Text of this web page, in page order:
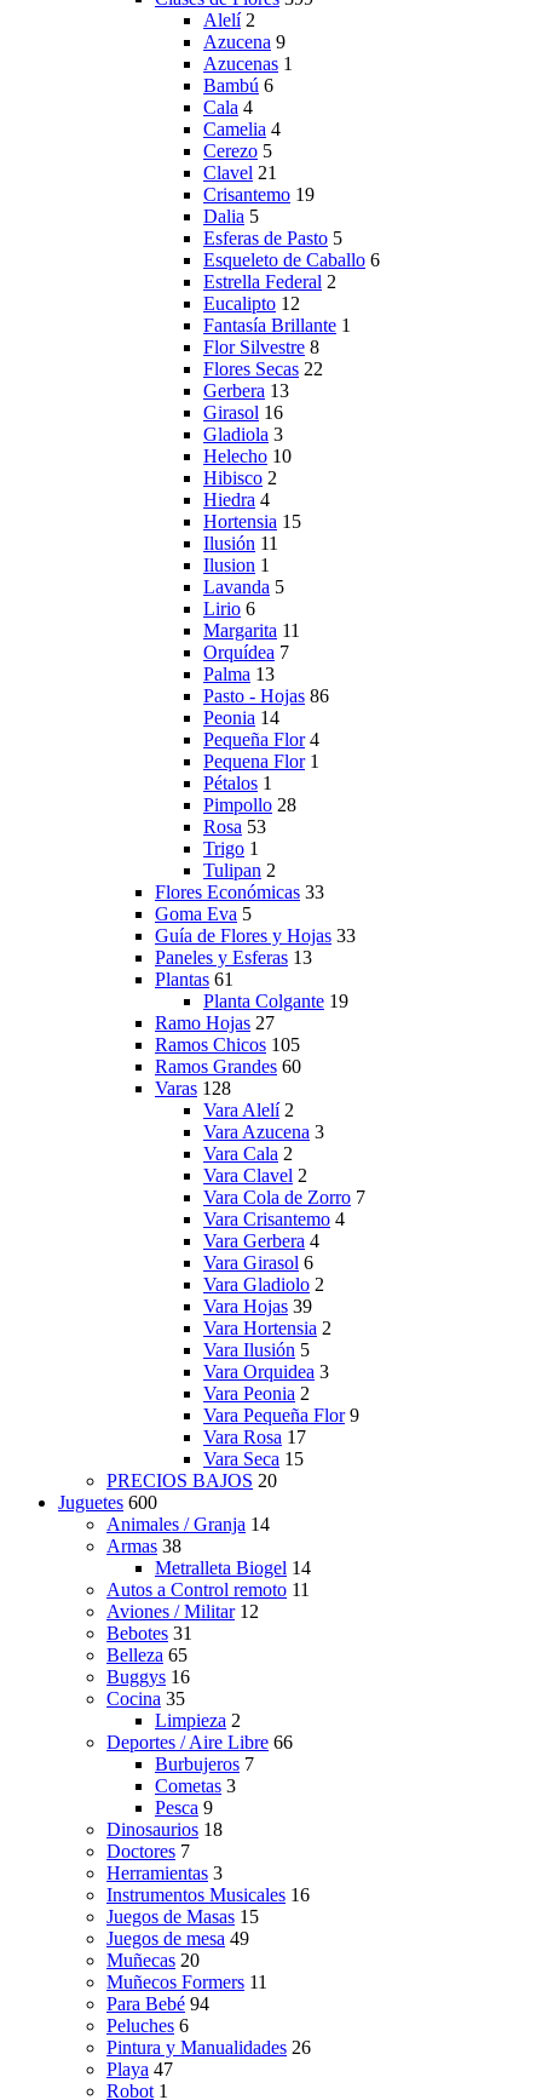
Alelí 2
Azucena 9
Azucenas 1
Bambú 6
Cala 4
Camelia 4
Cerezo 5
Clavel 21
Crisantemo 19
Dalia 5
Esferas de Pasto 5
Esqueleto de Caballo 6
Estrella Federal 2
Eucalipto 12
Fantasía Brillante 1
Flor Silvestre 8
Flores Secas 22
Gerbera 13
Girasol 16
Gladiola 3
Helecho 10
Hibisco 2
Hiedra 4
Hortensia 15
Ilusión 11
Ilusion 1
Lavanda 5
Lirio 6
Margarita 11
Orquídea 7
Palma 13
Pasto - Hojas 86
Peonia 14
Pequeña Flor 4
Pequena Flor 1
Pétalos 1
Pimpollo 28
Rosa 53
Trigo 1
Tulipan 2
Flores Económicas 33
Goma Eva 5
Guía de Flores y Hojas 33
Paneles y Esferas 13
Plantas 61
Planta Colgante 19
Ramo Hojas 27
Ramos Chicos 105
Ramos Grandes 60
Varas 128
Vara Alelí 2
Vara Azucena 3
Vara Cala 2
Vara Clavel 2
Vara Cola de Zorro 7
Vara Crisantemo 4
Vara Gerbera 4
Vara Girasol 6
Vara Gladiolo 2
Vara Hojas 39
Vara Hortensia 2
Vara Ilusión 5
Vara Orquidea 3
Vara Peonia 2
Vara Pequeña Flor 9
Vara Rosa 17
Vara Seca 15
PRECIOS BAJOS 20
Juguetes 600
Animales / Granja 14
Armas 38
Metralleta Biogel 14
Autos a Control remoto 11
Aviones / Militar 12
Bebotes 31
Belleza 65
Buggys 16
Cocina 35
Limpieza 2
Deportes / Aire Libre 66
Burbujeros 7
Cometas 3
Pesca 9
Dinosaurios 18
Doctores 7
Herramientas 3
Instrumentos Musicales 16
Juegos de Masas 15
Juegos de mesa 49
Muñecas 20
Muñecos Formers 11
Para Bebé 94
Peluches 6
Pintura y Manualidades 26
Playa 47
Robot 1